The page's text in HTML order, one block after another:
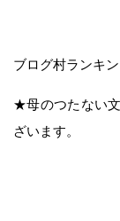
ブログ村ランキン
★母のつたない
ざいます。